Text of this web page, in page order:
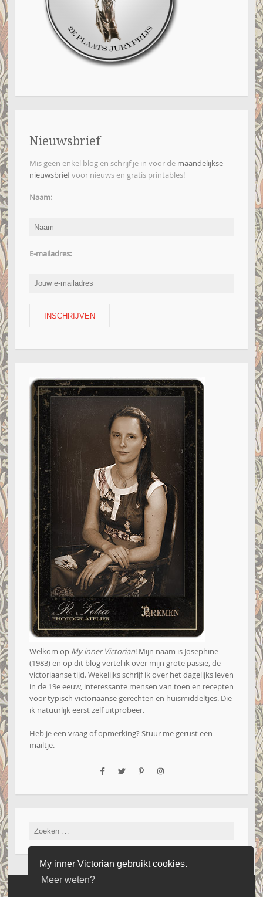
My inner Victorian gebruikt cookies.
Meer weten?
Nieuwsbrief
Mis geen enkel blog en schrijf je in voor de maandelijkse
nieuwsbriefvoor nieuws en gratis printables!
Naam:
E-mailadres:
Welkom op My inner Victorian! Mijn naam is Josephine
(1983) en op dit blog vertel ik over mijn grote passie, de
victoriaanse tijd. Wekelijks schrijf ik over het dagelijks leven
in de 19e eeuw, interessante mensen van toen en recepten
voor typisch victoriaanse gerechten en huismiddeltjes. Die
ik natuurlijk eerst zelf uitprobeer.
Heb je een vraag of opmerking? Stuur me gerust een
mailtje.
Zoeken